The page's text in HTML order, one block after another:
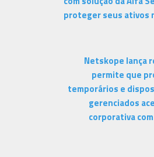
proteger seus ativos
Netskope lança
permite que
temporários e
gerenciados
corporativa